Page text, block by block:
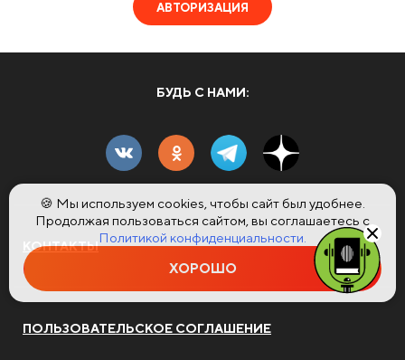
АВТОРИЗАЦИЯ
БУДЬ С НАМИ:
КОНТАКТЫ
ПОЛЬЗОВАТЕЛЬСКОЕ СОГЛАШЕНИЕ
🍪 Мы используем cookies, чтобы сайт был удобнее.
Продолжая пользоваться сайтом, вы соглашаетесь с
Политикой конфиденциальности.
ХОРОШО